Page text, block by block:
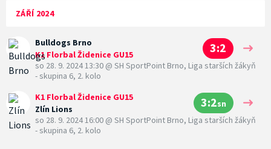
ZÁŘÍ 2024
Bulldogs Brno
K1 Florbal Židenice GU15
3:2
so 28. 9. 2024 13:30 @ SH SportPoint Brno, Liga starších žákyň
- skupina 6, 2. kolo
K1 Florbal Židenice GU15
Zlín Lions
3:2sn
so 28. 9. 2024 16:00 @ SH SportPoint Brno, Liga starších žákyň
- skupina 6, 2. kolo